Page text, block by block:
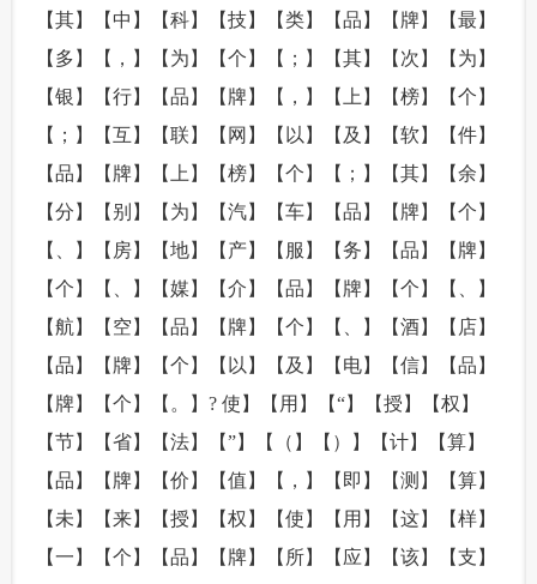
【其】【中】【科】【技】【类】【品】【牌】【最】
【多】【，】【为】【个】【；】【其】【次】【为】
【银】【行】【品】【牌】【，】【上】【榜】【个】
【；】【互】【联】【网】【以】【及】【软】【件】
【品】【牌】【上】【榜】【个】【；】【其】【余】
【分】【别】【为】【汽】【车】【品】【牌】【个】
【、】【房】【地】【产】【服】【务】【品】【牌】
【个】【、】【媒】【介】【品】【牌】【个】【、】
【航】【空】【品】【牌】【个】【、】【酒】【店】
【品】【牌】【个】【以】【及】【电】【信】【品】
【牌】【个】【。】? 使】【用】【“】【授】【权】
【节】【省】【法】【”】【（】【）】【计】【算】
【品】【牌】【价】【值】【，】【即】【测】【算】
【未】【来】【授】【权】【使】【用】【这】【样】
【一】【个】【品】【牌】【所】【应】【该】【支】